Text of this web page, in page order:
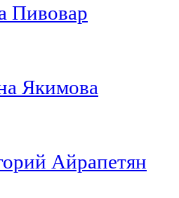
Пивовар
Якимова
Айрапетян